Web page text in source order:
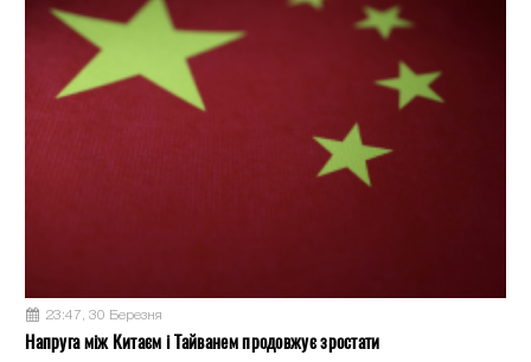
23:47, 30 Березня
Напруга між Китаєм і Тайванем продовжує зростати